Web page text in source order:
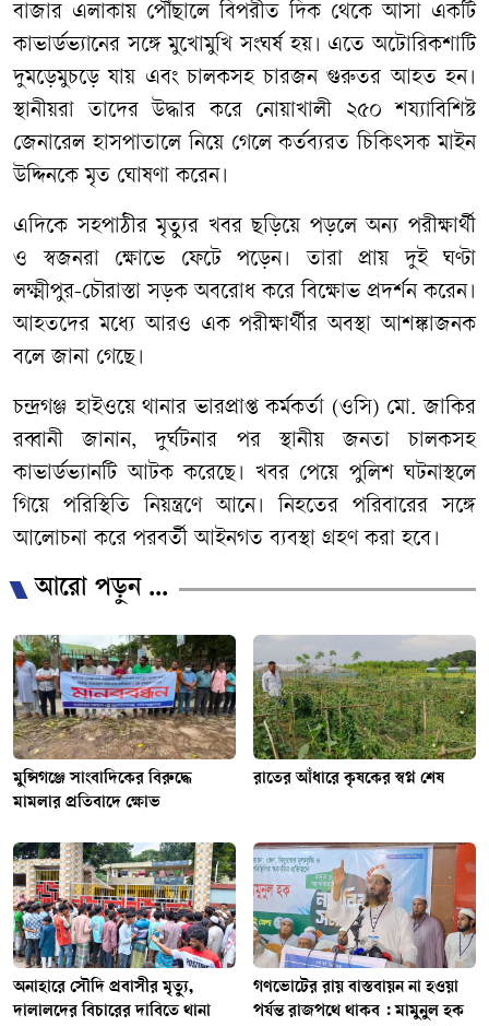
বাজার এলাকায় পৌঁছালে বিপরীত দিক থেকে আসা একটি
কাভার্ডভ্যানের সঙ্গে মুখোমুখি সংঘর্ষ হয়। এতে অটোরিকশাটি
দুমড়েমুচড়ে যায় এবং চালকসহ চারজন গুরুতর আহত হন।
স্থানীয়রা তাদের উদ্ধার করে নোয়াখালী ২৫০ শয্যাবিশিষ্ট
জেনারেল হাসপাতালে নিয়ে গেলে কর্তব্যরত চিকিৎসক মাইন
উদ্দিনকে মৃত ঘোষণা করেন।
এদিকে সহপাঠীর মৃত্যুর খবর ছড়িয়ে পড়লে অন্য পরীক্ষার্থী
ও স্বজনরা ক্ষোভে ফেটে পড়েন। তারা প্রায় দুই ঘণ্টা
লক্ষ্মীপুর-চৌরাস্তা সড়ক অবরোধ করে বিক্ষোভ প্রদর্শন করেন।
আহতদের মধ্যে আরও এক পরীক্ষার্থীর অবস্থা আশঙ্কাজনক
বলে জানা গেছে।
চন্দ্রগঞ্জ হাইওয়ে থানার ভারপ্রাপ্ত কর্মকর্তা (ওসি) মো. জাকির
রব্বানী জানান, দুর্ঘটনার পর স্থানীয় জনতা চালকসহ
কাভার্ডভ্যানটি আটক করেছে। খবর পেয়ে পুলিশ ঘটনাস্থলে
গিয়ে পরিস্থিতি নিয়ন্ত্রণে আনে। নিহতের পরিবারের সঙ্গে
আলোচনা করে পরবর্তী আইনগত ব্যবস্থা গ্রহণ করা হবে।
আরো পড়ুন ...
মুন্সিগঞ্জে সাংবাদিকের বিরুদ্ধে
মামলার প্রতিবাদে ক্ষোভ
রাতের আঁধারে কৃষকের স্বপ্ন শেষ
অনাহারে সৌদি প্রবাসীর মৃত্যু,
দালালদের বিচারের দাবিতে থানা
গণভোটের রায় বাস্তবায়ন না হওয়া
পর্যন্ত রাজপথে থাকব : মামুনুল হক